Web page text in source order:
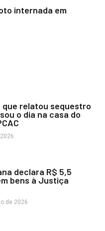
internada em
relatou sequestro
o dia na casa do
declara R$ 5,5
bens à Justiça
de 2026